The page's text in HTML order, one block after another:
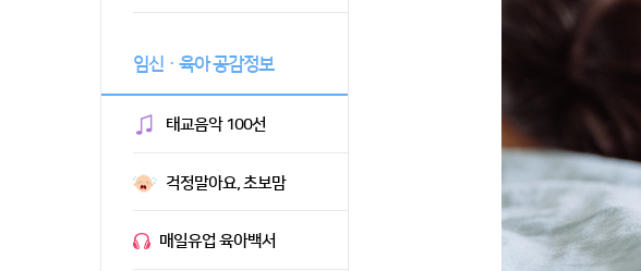
임신ㆍ육아 공감정보
태교음악 100선
걱정말아요, 초보맘
매일유업 육아백서